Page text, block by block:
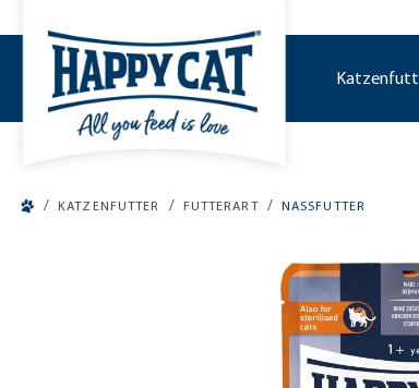
/ KATZENFUTTER / FUTTERART / NASSFUTTER